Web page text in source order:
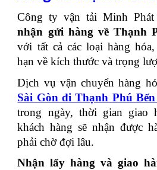
Công ty vận tải Minh
nhận gửi hàng về Thạnh
với tất cả các loại hàng
hạn về kích thước và trọng
Dịch vụ vận chuyển hàng
Sài Gòn đi Thạnh Phú
trong ngày, thời gian giao
khách hàng sẽ nhận được
phải chờ đợi lâu.
Nhận lấy hàng và giao